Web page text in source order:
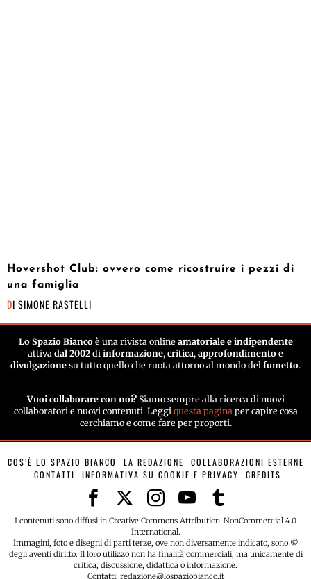
Hovershot Club: ovvero come ricostruire i pezzi di
una famiglia
DI SIMONE RASTELLI
Lo Spazio Biancoè una rivista online amatoriale e indipendente
attiva dal 2002 di informazione, critica, approfondimento e
divulgazione su tutto quello che ruota attorno al mondo del fumetto.
Vuoi collaborare con noi? Siamo sempre alla ricerca di nuovi
collaboratori e nuovi contenuti. Leggi questa paginaper capire cosa
cerchiamo e come fare per proporti.
COS’È LO SPAZIO BIANCO LA REDAZIONE
COLLABORAZIONI ESTERNE
CONTATTI
INFORMATIVA SU COOKIE E PRIVACY CREDITS
I contenuti sono diffusi in Creative Commons Attribution-NonCommercial 4.0
International.
Immagini, foto e disegni di parti terze, ove non diversamente indicato, sono ©
degli aventi diritto. Il loro utilizzo non ha finalità commerciali, ma unicamente di
critica, discussione, didattica o informazione.
Contatti: redazione@lospaziobianco.it